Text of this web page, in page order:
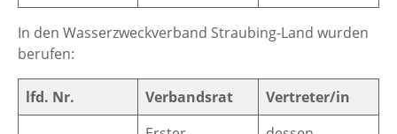
In den Wasserzweckverband Straubing-Land wurden
berufen:
lfd. Nr. Verbandsrat Vertreter/in